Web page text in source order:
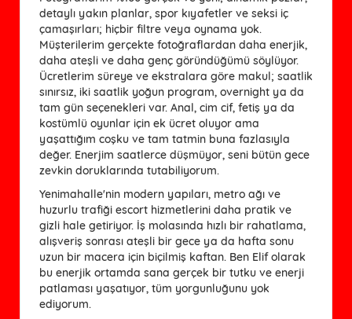
detaylı yakın planlar, spor kıyafetler ve seksi iç
çamaşırları; hiçbir filtre veya oynama yok.
Müşterilerim gerçekte fotoğraflardan daha enerjik,
daha ateşli ve daha genç göründüğümü söylüyor.
Ücretlerim süreye ve ekstralara göre makul; saatlik
sınırsız, iki saatlik yoğun program, overnight ya da
tam gün seçenekleri var. Anal, cim cif, fetiş ya da
kostümlü oyunlar için ek ücret oluyor ama
yaşattığım coşku ve tam tatmin buna fazlasıyla
değer. Enerjim saatlerce düşmüyor, seni bütün gece
zevkin doruklarında tutabiliyorum.
Yenimahalle'nin modern yapıları, metro ağı ve
huzurlu trafiği escort hizmetlerini daha pratik ve
gizli hale getiriyor. İş molasında hızlı bir rahatlama,
alışveriş sonrası ateşli bir gece ya da hafta sonu
uzun bir macera için biçilmiş kaftan. Ben Elif olarak
bu enerjik ortamda sana gerçek bir tutku ve enerji
patlaması yaşatıyor, tüm yorgunluğunu yok
ediyorum.